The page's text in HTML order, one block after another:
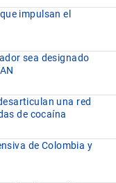
impulsan el
sea designado
una red
de cocaína
de Colombia y